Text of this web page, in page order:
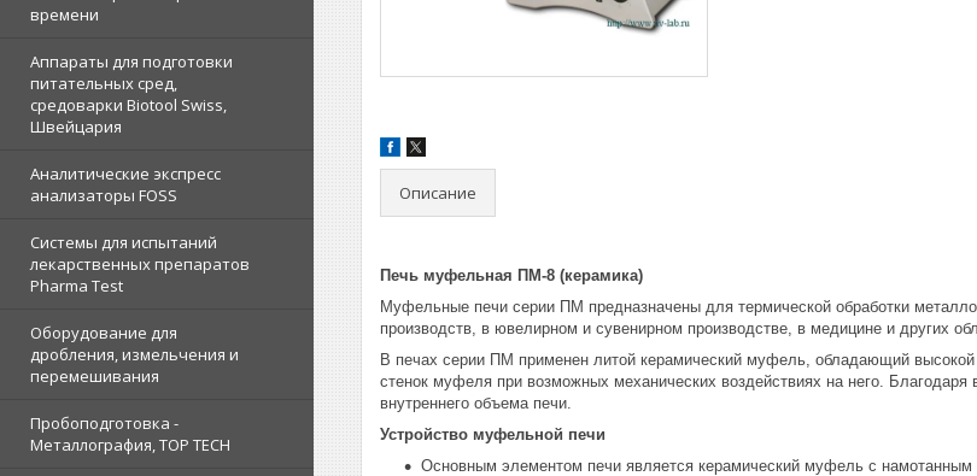
времени
Аппараты для подготовки
питательных сред,
средоварки Biotool Swiss,
Швейцария
Аналитические экспресс
анализаторы FOSS
Системы для испытаний
лекарственных препаратов
Pharma Test
Оборудование для
дробления, измельчения и
перемешивания
Пробоподготовка -
Металлография, TOP TECH
Описание
Печь муфельная ПМ-8 (керамика)
Муфельные печи серии ПМ предназначены для термической обработки
производств, в ювелирном и сувенирном производстве, в медицине и других
В печах серии ПМ применен литой керамический муфель, обладающий
стенок муфеля при возможных механических воздействиях на него.
внутреннего объема печи.
Устройство муфельной печи
Основным элементом печи является керамический муфель с